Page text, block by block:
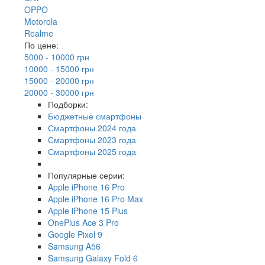
OPPO
Motorola
Realme
По цене:
5000 - 10000 грн
10000 - 15000 грн
15000 - 20000 грн
20000 - 30000 грн
Подборки:
Бюджетные смартфоны
Смартфоны 2024 года
Смартфоны 2023 года
Смартфоны 2025 года
Популярные серии:
Apple iPhone 16 Pro
Apple iPhone 16 Pro Max
Apple iPhone 15 Plus
OnePlus Ace 3 Pro
Google Pixel 9
Samsung A56
Samsung Galaxy Fold 6